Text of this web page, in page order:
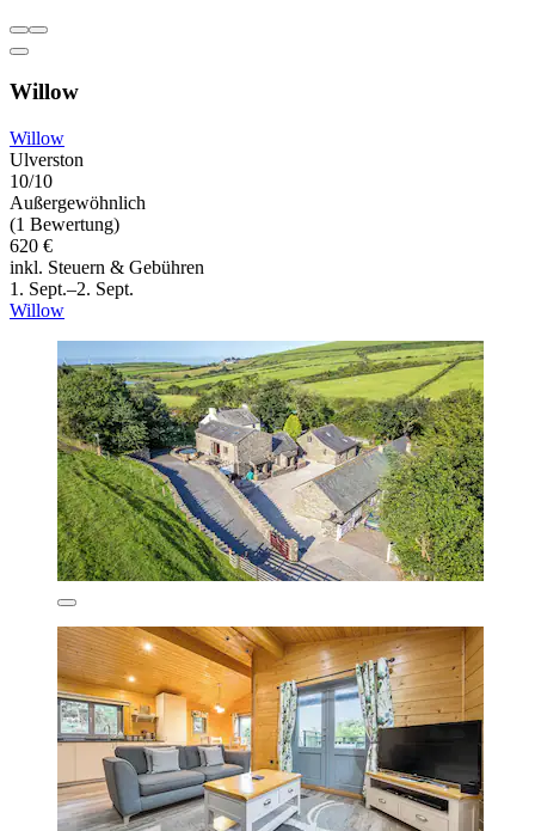
Willow
Willow
Ulverston
10/10
Außergewöhnlich
(1 Bewertung)
620 €
inkl. Steuern & Gebühren
1. Sept.–2. Sept.
Willow